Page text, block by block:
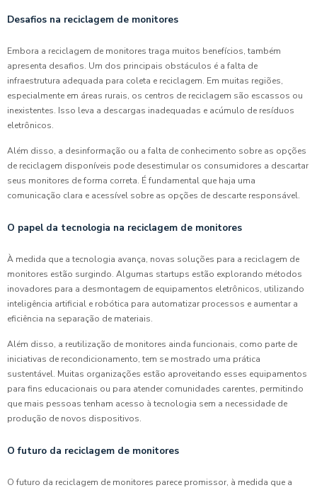
Desafios na reciclagem de monitores
Embora a reciclagem de monitores traga muitos benefícios, também
apresenta desafios. Um dos principais obstáculos é a falta de
infraestrutura adequada para coleta e reciclagem. Em muitas regiões,
especialmente em áreas rurais, os centros de reciclagem são escassos ou
inexistentes. Isso leva a descargas inadequadas e acúmulo de resíduos
eletrônicos.
Além disso, a desinformação ou a falta de conhecimento sobre as opções
de reciclagem disponíveis pode desestimular os consumidores a descartar
seus monitores de forma correta. É fundamental que haja uma
comunicação clara e acessível sobre as opções de descarte responsável.
O papel da tecnologia na reciclagem de monitores
À medida que a tecnologia avança, novas soluções para a reciclagem de
monitores estão surgindo. Algumas startups estão explorando métodos
inovadores para a desmontagem de equipamentos eletrônicos, utilizando
inteligência artificial e robótica para automatizar processos e aumentar a
eficiência na separação de materiais.
Além disso, a reutilização de monitores ainda funcionais, como parte de
iniciativas de recondicionamento, tem se mostrado uma prática
sustentável. Muitas organizações estão aproveitando esses equipamentos
para fins educacionais ou para atender comunidades carentes, permitindo
que mais pessoas tenham acesso à tecnologia sem a necessidade de
produção de novos dispositivos.
O futuro da reciclagem de monitores
O futuro da reciclagem de monitores parece promissor, à medida que a